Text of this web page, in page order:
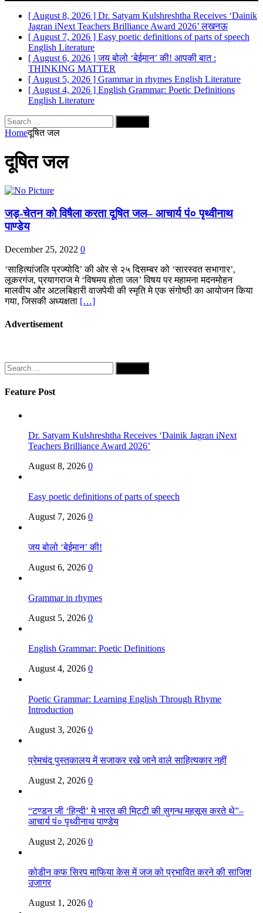
[ August 8, 2026 ] Dr. Satyam Kulshreshtha Receives ‘Dainik
Jagran iNext Teachers Brilliance Award 2026’लखनऊ
[ August 7, 2026 ] Easy poetic definitions of parts of speech
English Literature
[ August 6, 2026 ]जय बोलो ‘बेईमान’ की! आपकी बात :
THINKING MATTER
[ August 5, 2026 ] Grammar in rhymes English Literature
[ August 4, 2026 ] English Grammar: Poetic Definitions
English Literature
Search
for:
Homeदूषित जल
दूषित जल
जड़-चेतन को विषैला करता दूषित जल– आचार्य पं० पृथ्वीनाथ
पाण्डेय
December 25, 2022 0
‘साहित्यांजलि प्रज्योदि’ की ओर से २५ दिसम्बर को ‘सारस्वत सभागार’,
लूकरगंज, प्रयागराज मे ‘विषमय होता जल’ विषय पर महामना मदनमोहन
मालवीय और अटलबिहारी वाजपेयी की स्मृति मे एक संगोष्ठी का आयोजन किया
गया, जिसकी अध्यक्षता […]
Advertisement
Search
for:
Feature Post
Dr. Satyam Kulshreshtha Receives ‘Dainik Jagran iNext
Teachers Brilliance Award 2026’
August 8, 2026 0
Easy poetic definitions of parts of speech
August 7, 2026 0
जय बोलो ‘बेईमान’ की!
August 6, 2026 0
Grammar in rhymes
August 5, 2026 0
English Grammar: Poetic Definitions
August 4, 2026 0
Poetic Grammar: Learning English Through Rhyme
Introduction
August 3, 2026 0
प्रेमचंद पुस्तकालय में सजाकर रखे जाने वाले साहित्यकार नहीं
August 2, 2026 0
“टण्डन जी ‘हिन्दी’ मे भारत की मिट्टी की सुगन्ध महसूस करते थे”–
आचार्य पं० पृथ्वीनाथ पाण्डेय
August 2, 2026 0
कोडीन कफ सिरप माफिया केस में जज को प्रभावित करने की साजिश
उजागर
August 1, 2026 0